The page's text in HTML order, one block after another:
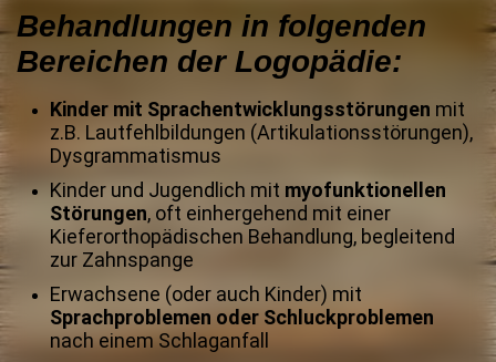
Behandlungen in folgenden
Bereichen der Logopädie:
Kinder mit Sprachentwicklungsstörungen mit
z.B. Lautfehlbildungen (Artikulationsstörungen),
Dysgrammatismus
Kinder und Jugendlich mit myofunktionellen
Störungen, oft einhergehend mit einer
Kieferorthopädischen Behandlung, begleitend
zur Zahnspange
Erwachsene (oder auch Kinder) mit
Sprachproblemen oder Schluckproblemen
nach einem Schlaganfall